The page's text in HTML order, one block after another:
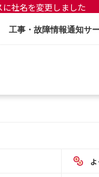
社名を変更しました
工事・故障情報通知サ